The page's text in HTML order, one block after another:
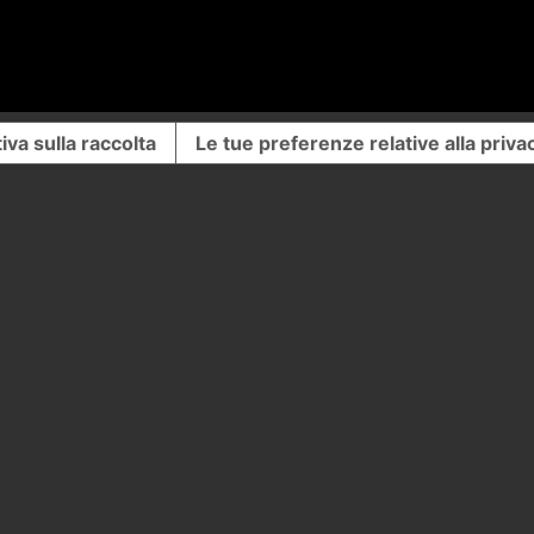
sulla raccolta Le tue preferenze relative alla